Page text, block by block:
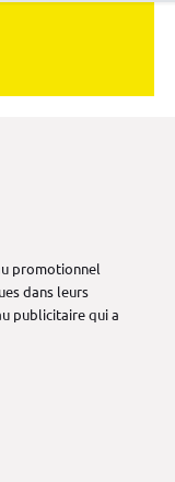
promotionnel
dans leurs
publicitaire qui a